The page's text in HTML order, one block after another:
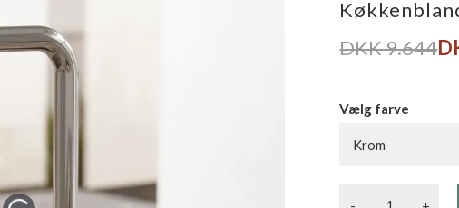
DKK 9.644
Vælg farve
Krom